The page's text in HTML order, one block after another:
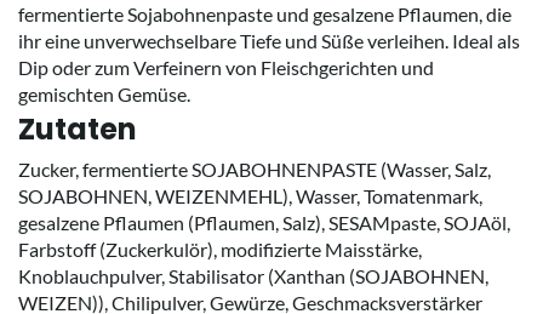
fermentierte Sojabohnenpaste und gesalzene Pflaumen, die
ihr eine unverwechselbare Tiefe und Süße verleihen. Ideal als
Dip oder zum Verfeinern von Fleischgerichten und
gemischten Gemüse.
Zutaten
Zucker, fermentierte SOJABOHNENPASTE (Wasser, Salz,
SOJABOHNEN, WEIZENMEHL), Wasser, Tomatenmark,
gesalzene Pflaumen (Pflaumen, Salz), SESAMpaste, SOJAöl,
Farbstoff (Zuckerkulör), modifizierte Maisstärke,
Knoblauchpulver, Stabilisator (Xanthan (SOJABOHNEN,
WEIZEN)), Chilipulver, Gewürze, Geschmacksverstärker